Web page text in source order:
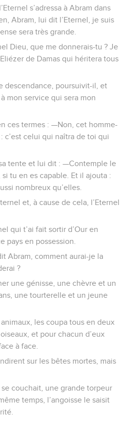
s’adressa à Abram dans
Abram, lui dit l’Eternel, je suis
sera très grande.
Dieu, que me donnerais-tu ? Je
Eliézer de Damas qui héritera tous
descendance, poursuivit-il, et
mon service qui sera mon
ces termes : —Non, cet homme-
c’est celui qui naîtra de toi qui
tente et lui dit : —Contemple le
tu en es capable. Et il ajouta :
nombreux qu’elles.
et, à cause de cela, l’Eternel
qui t’ai fait sortir d’Our en
pays en possession.
Abram, comment aurai-je la
?
une génisse, une chèvre et un
une tourterelle et un jeune
les coupa tous en deux
et pour chacun d’eux
à face.
sur les bêtes mortes, mais
couchait, une grande torpeur
temps, l’angoisse le saisit